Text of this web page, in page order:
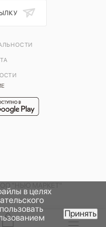
в целях
Принять